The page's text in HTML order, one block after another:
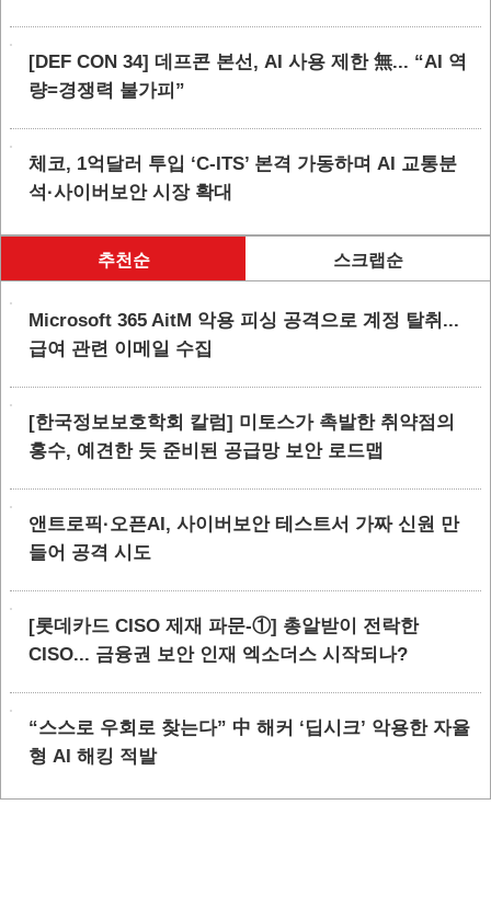
[DEF CON 34] 데프콘 본선, AI 사용 제한 無... “AI 역
량=경쟁력 불가피”
체코, 1억달러 투입 ‘C-ITS’ 본격 가동하며 AI 교통분
석·사이버보안 시장 확대
추천순 스크랩순
Microsoft 365 AitM 악용 피싱 공격으로 계정 탈취...
급여 관련 이메일 수집
[한국정보보호학회 칼럼] 미토스가 촉발한 취약점의
홍수, 예견한 듯 준비된 공급망 보안 로드맵
앤트로픽·오픈AI, 사이버보안 테스트서 가짜 신원 만
들어 공격 시도
[롯데카드 CISO 제재 파문-①] 총알받이 전락한
CISO... 금융권 보안 인재 엑소더스 시작되나?
“스스로 우회로 찾는다” 中 해커 ‘딥시크’ 악용한 자율
형 AI 해킹 적발